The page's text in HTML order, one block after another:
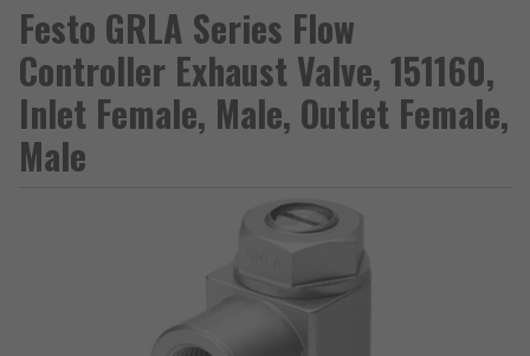
Festo GRLA Series Flow
Controller Exhaust Valve, 151160,
Inlet Female, Male, Outlet Female,
Male